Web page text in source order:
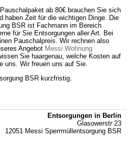
ab 80€ brauchen Sie sich
haben Zeit für die wichtigen Dinge. Die
BSR ist Fachmann im Bereich
für Sie Entsorgungen aller Art. Bei
Pauschalpreis. Wir rechnen also
Angebot Messi Wohnung
Sie haargenau, welche Kosten auf
uns. Wir freuen uns auf Sie.
BSR kurzfristig.
Entsorgungen in Berlin
Glasowerstr 23
12051 Messi Sperrmüllentsorgung BSR